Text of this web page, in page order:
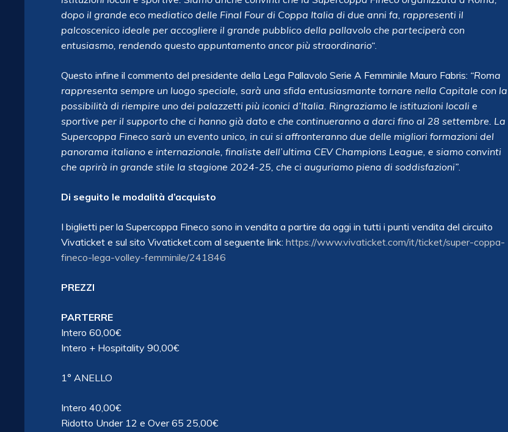
dopo il grande eco mediatico delle Final Four di Coppa Italia di due anni fa, rappresenti il
palcoscenico ideale per accogliere il grande pubblico della pallavolo che parteciperà con
entusiasmo, rendendo questo appuntamento ancor più straordinario“
Questo infine il commento del presidente della Lega Pallavolo Serie A Femminile Mauro Fabris: “Roma
rappresenta sempre un luogo speciale, sarà una sfida entusiasmante tornare nella Capitale con la
possibilità di riempire uno dei palazzetti più iconici d’Italia. Ringraziamo le istituzioni locali e
sportive per il supporto che ci hanno già dato e che continueranno a darci fino al 28 settembre. La
Supercoppa Fineco sarà un evento unico, in cui si affronteranno due delle migliori formazioni del
panorama italiano e internazionale, finaliste dell’ultima CEV Champions League, e siamo convinti
che aprirà in grande stile la stagione 2024-25, che ci auguriamo piena di soddisfazioni”
Di seguito le modalità d’acquisto
I biglietti per la Supercoppa Fineco sono in vendita a partire da oggi in tutti i punti vendita del circuito
Vivaticket e sul sito Vivaticket.com al seguente link: https://www.vivaticket.com/it/ticket/super-coppa-
fineco-lega-volley-femminile/241846
PREZZI
PARTERRE
Intero 60,00€
Intero + Hospitality 90,00€
1° ANELLO
Intero 40,00€
Ridotto Under 12 e Over 65 25,00€